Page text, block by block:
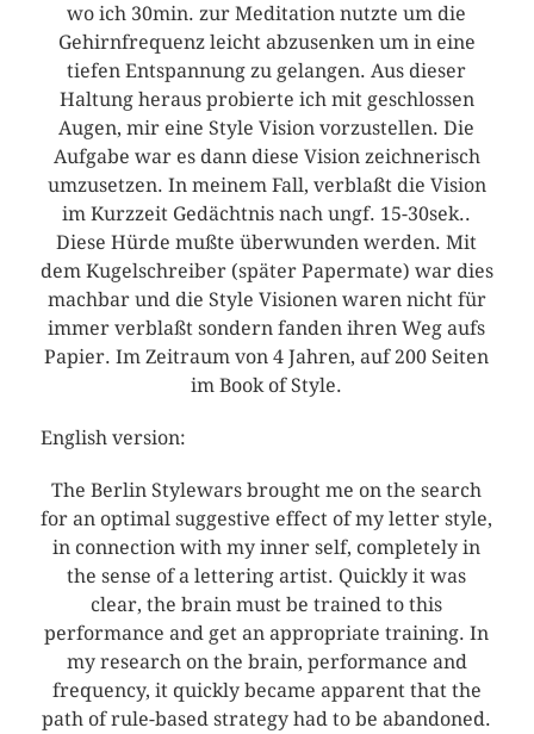
wo ich 30min. zur Meditation nutzte um die
Gehirnfrequenz leicht abzusenken um in eine
tiefen Entspannung zu gelangen. Aus dieser
Haltung heraus probierte ich mit geschlossen
Augen, mir eine Style Vision vorzustellen. Die
Aufgabe war es dann diese Vision zeichnerisch
umzusetzen. In meinem Fall, verblaßt die Vision
im Kurzzeit Gedächtnis nach ungf. 15-30sek..
Diese Hürde mußte überwunden werden. Mit
dem Kugelschreiber (später Papermate) war dies
machbar und die Style Visionen waren nicht für
immer verblaßt sondern fanden ihren Weg aufs
Papier. Im Zeitraum von 4 Jahren, auf 200 Seiten
im Book of Style.
English version:
The Berlin Stylewars brought me on the search
for an optimal suggestive effect of my letter style,
in connection with my inner self, completely in
the sense of a lettering artist. Quickly it was
clear, the brain must be trained to this
performance and get an appropriate training. In
my research on the brain, performance and
frequency, it quickly became apparent that the
path of rule-based strategy had to be abandoned.